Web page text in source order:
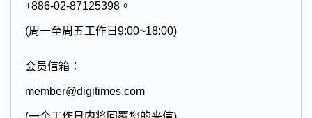
+886-02-87125398。
(周一至周五工作日9:00~18:00)
会员信箱：
member@digitimes.com